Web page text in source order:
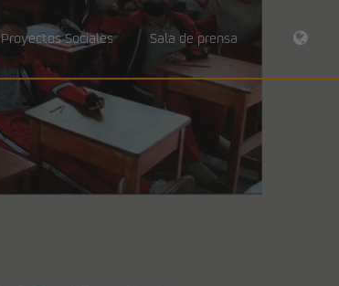
Proyectos Sociales Sala de prensa RSS